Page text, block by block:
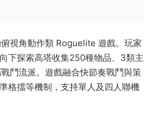
視角動作類 Roguelite 遊戲。玩家
下探索高塔收集250種物品、3類主
鬥流派。遊戲融合快節奏戰鬥與策
格擋等機制，支持單人及四人聯機